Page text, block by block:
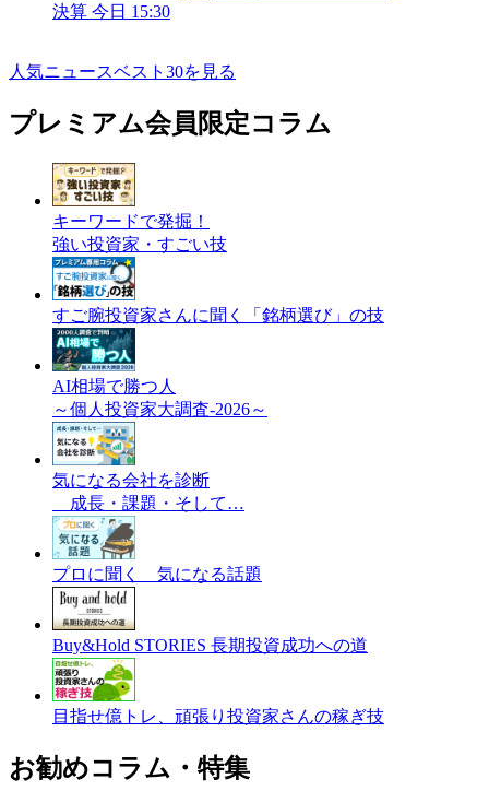
決算 今日 15:30
人気ニュースベスト30を見る
プレミアム会員限定コラム
キーワードで発掘！
強い投資家・すごい技
すご腕投資家さんに聞く「銘柄選び」の技
AI相場で勝つ人
～個人投資家大調査-2026～
気になる会社を診断
成長・課題・そして…
プロに聞く 気になる話題
Buy&Hold STORIES 長期投資成功への道
目指せ億トレ、頑張り投資家さんの稼ぎ技
お勧めコラム・特集